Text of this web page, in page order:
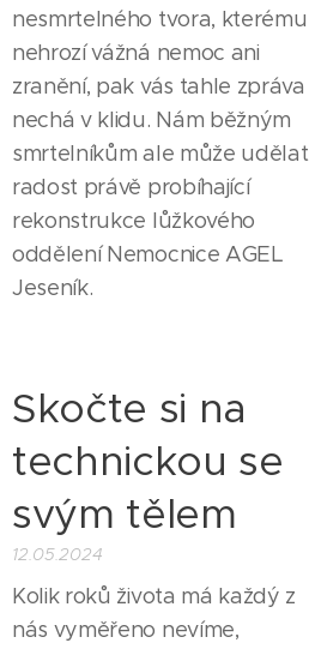
nesmrtelného tvora, kterému
nehrozí vážná nemoc ani
zranění, pak vás tahle zpráva
nechá v klidu. Nám běžným
smrtelníkům ale může udělat
radost právě probíhající
rekonstrukce lůžkového
oddělení Nemocnice AGEL
Jeseník.
Skočte si na
technickou se
svým tělem
12.05.2024
Kolik roků života má každý z
nás vyměřeno nevíme,